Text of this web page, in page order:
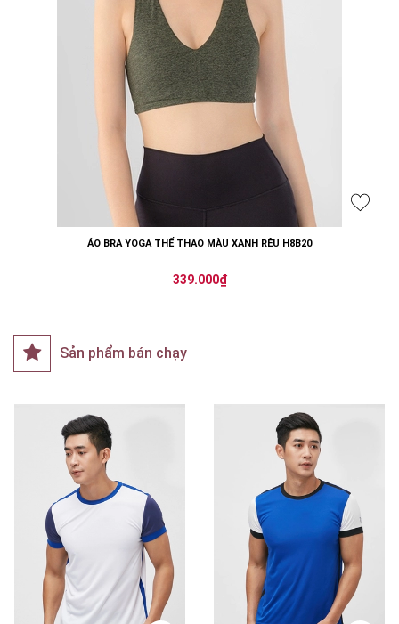
ÁO BRA YOGA THỂ THAO MÀU XANH RÊU H8B20
339.000₫
Sản phẩm bán chạy